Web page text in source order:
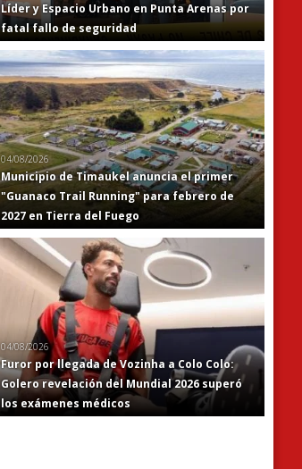
Líder y Espacio Urbano en Punta Arenas por
fatal fallo de seguridad
04/08/2026
Municipio de Timaukel anuncia el primer
"Guanaco Trail Running" para febrero de
2027 en Tierra del Fuego
04/08/2026
Furor por llegada de Vozinha a Colo Colo:
Golero revelación del Mundial 2026 superó
los exámenes médicos